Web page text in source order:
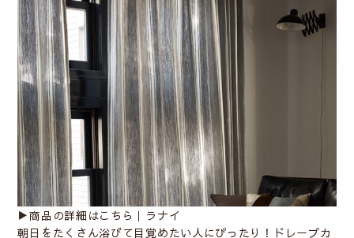
▶︎商品の詳細はこちら｜ ラナイ
朝日をたくさん浴びて目覚めたい人にぴったり！ドレープカ